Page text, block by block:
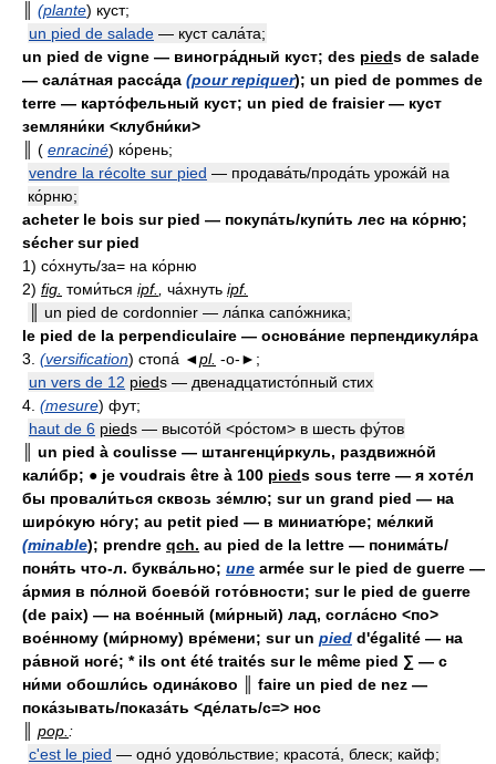
(plante) куст;
un pied de salade — куст сала́та;
un pied de vigne — виногра́дный куст; des pieds de salade
— сала́тная расса́да (pour repiquer); un pied de pommes de
terre — карто́фельный куст; un pied de fraisier — куст
земляни́ки <клубни́ки>
║ ( enraciné) ко́рень;
vendre la récolte sur pied — продава́ть/прода́ть урожа́й на
ко́рню;
acheter le bois sur pied — покупа́ть/купи́ть лес на ко́рню;
sécher sur pied
1) со́хнуть/за= на ко́рню
2) fig. томи́ться ipf. ча́хнуть ipf.
║ un pied de cordonnier — ла́пка сапо́жника;
le pied de la perpendiculaire — основа́ние перпендикуля́ра
3. (versification) стопа́ ◄pl. -о-►;
un vers de 12 pieds — двенадцатисто́пный стих
4. (mesure) фут;
haut de 6 pieds — высото́й <ро́стом> в шесть фу́тов
║ un pied à coulisse — штангенци́ркуль, раздвижно́й
кали́бр; ● je voudrais être à 100 pieds sous terre — я хоте́л
бы провали́ться сквозь зе́млю; sur un grand pied — на
широ́кую но́гу; au petit pied — в миниатю́ре; ме́лкий
(minable); prendre qch. au pied de la lettre — понима́ть/
поня́ть что-л. буква́льно; une armée sur le pied de guerre —
а́рмия в по́лной боево́й гото́вности; sur le pied de guerre
(de paix) — на вое́нный (ми́рный) лад, согла́сно <по>
вое́нному (ми́рному) вре́мени; sur un pied d'égalité — на
ра́вной ноге́; * ils ont été traités sur le même pied ∑ — с
ни́ми обошли́сь одина́ково ║ faire un pied de nez —
пока́зывать/показа́ть <де́лать/с=> нос
pop. :
c'est le pied — одно́ удово́льствие; красота́, блеск; кайф;